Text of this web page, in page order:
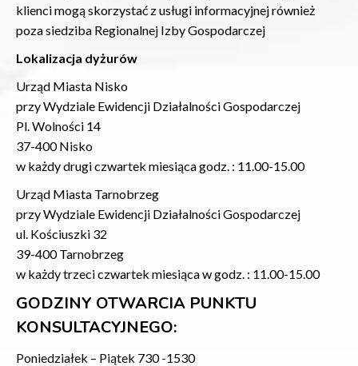
klienci mogą skorzystać z usługi informacyjnej również
poza siedziba Regionalnej Izby Gospodarczej
Lokalizacja dyżurów
Urząd Miasta Nisko
przy Wydziale Ewidencji Działalności Gospodarczej
Pl. Wolności 14
37-400 Nisko
w każdy drugi czwartek miesiąca godz. : 11.00-15.00
Urząd Miasta Tarnobrzeg
przy Wydziale Ewidencji Działalności Gospodarczej
ul. Kościuszki 32
39-400 Tarnobrzeg
w każdy trzeci czwartek miesiąca w godz. : 11.00-15.00
GODZINY OTWARCIA PUNKTU
KONSULTACYJNEGO:
Poniedziałek – Piątek 730 -1530